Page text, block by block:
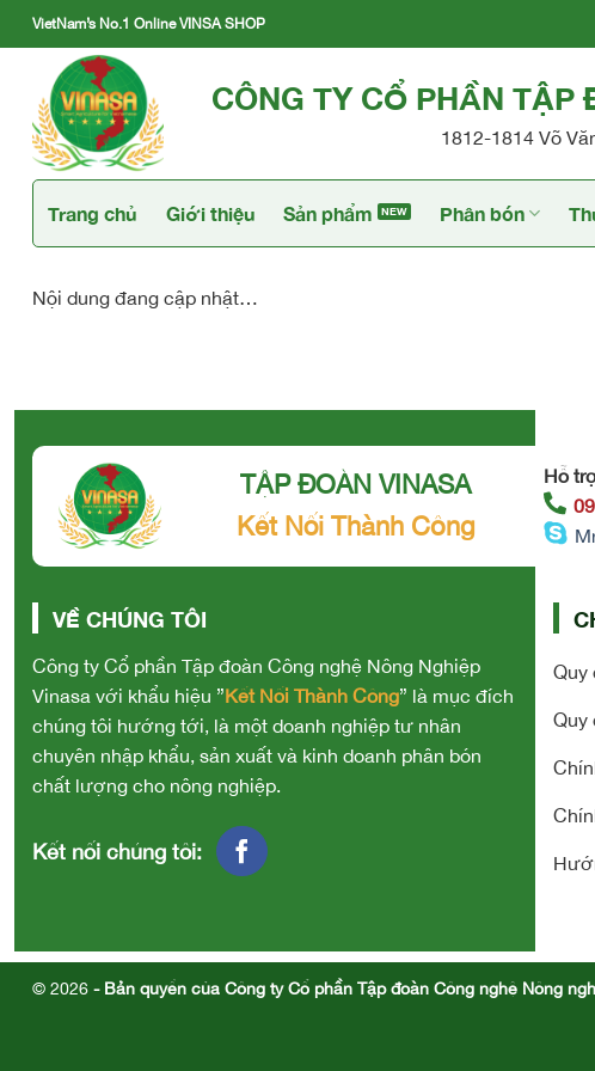
Skip
to
content
VietNam’s No.1 Online VINSA SHOP
CÔNG TY CỔ PHẦN TẬP
1812-1814 Võ
Trang chủ Giới thiệu Sản phẩm Phân bón
Nội dung đang cập nhật…
TẬP ĐOÀN VINASA
Kết Nối Thành Công
Hỗ
VỀ CHÚNG TÔI
Công ty Cổ phần Tập đoàn Công nghệ Nông Nghiệp
Vinasa với khẩu hiệu ”Kết Nối Thành Công” là mục đích
chúng tôi hướng tới, là một doanh nghiệp tư nhân
chuyên nhập khẩu, sản xuất và kinh doanh phân bón
chất lượng cho nông nghiệp.
Kết nối chúng tôi:
Quy
Quy
© 2026 - Bản quyền của Công ty Cổ phần Tập đoàn Công nghệ Nông